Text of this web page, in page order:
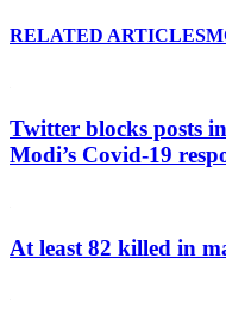
RELATED ARTICLES
Twitter blocks posts
Modi’s Covid-19
At least 82 killed in